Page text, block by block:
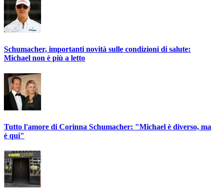
Schumacher, importanti novità sulle condizioni di salute:
Michael non è più a letto
Tutto l'amore di Corinna Schumacher: "Michael è diverso, ma
è qui"